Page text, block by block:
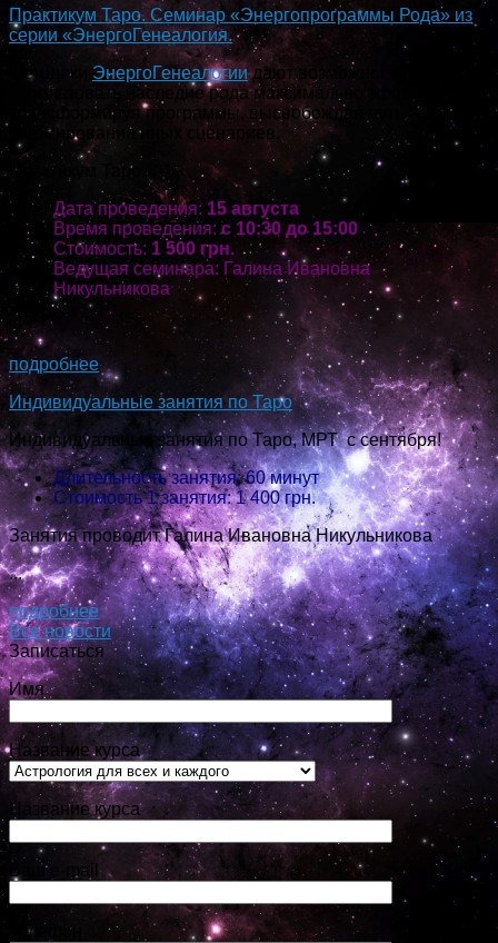
Практикум Таро. Семинар «Энергопрограммы Рода» из
серии «ЭнергоГенеалогия.
Методики ЭнергоГенеалогиидают возможность
использовать наследие рода максимально эффективно,
трансформируя программы, высвобождая путь
формирования иных сценариев.
Практикум Таро.
Дата проведения: 15 августа
Время проведения:с 10:30 до 15:00
Стоимость: 1 500 грн.
Ведущая семинара: Галина Ивановна
Никульникова
...
подробнее
Индивидуальные занятия по Таро
Индивидуальные занятия по Таро, МРТ с сентября!
Длительность занятия: 60 минут
Стоимость 1 занятия: 1 400 грн.
Занятия проводит Галина Ивановна Никульникова
...
подробнее
Все новости
Записаться
Имя
Название курса
Название курса
Ваш e-mail
Телефон